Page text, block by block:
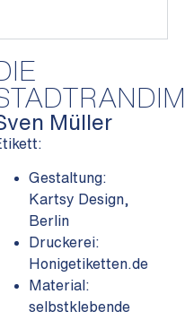
Müller
Gestaltung:
Kartsy Design,
Berlin
Druckerei:
Honigetiketten.de
Material:
selbstklebende